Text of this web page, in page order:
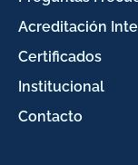
Acreditación
Certificados
Institucional
Contacto